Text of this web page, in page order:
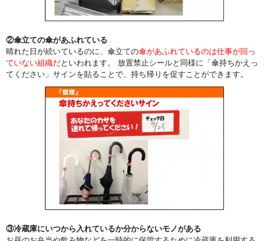
②傘立ての傘があふれている
晴れた日が続いているのに、傘立ての傘があふれているのは仕事が回っ
ていない組織だといわれます。 放置禁止シールと同様に「傘持ちかえっ
てください」サインを貼ることで、持ち帰りを促すことができます。
③冷蔵庫にいつから入れているか分からないモノがある